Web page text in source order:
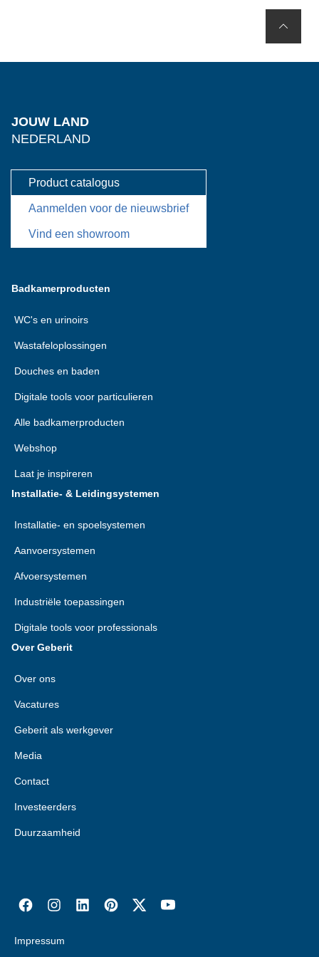
JOUW LAND
NEDERLAND
Product catalogus
Aanmelden voor de nieuwsbrief
Vind een showroom
Badkamerproducten
WC's en urinoirs
Wastafeloplossingen
Douches en baden
Digitale tools voor particulieren
Alle badkamerproducten
Webshop
Laat je inspireren
Installatie- & Leidingsystemen
Installatie- en spoelsystemen
Aanvoersystemen
Afvoersystemen
Industriële toepassingen
Digitale tools voor professionals
Over Geberit
Over ons
Vacatures
Geberit als werkgever
Media
Contact
Investeerders
Duurzaamheid
Impressum